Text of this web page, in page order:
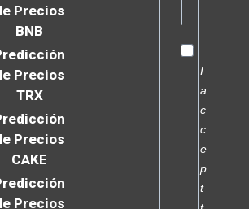
Precios
BNB
Precios
TRX
Precios
CAKE
Precios
I
a
c
c
e
p
t